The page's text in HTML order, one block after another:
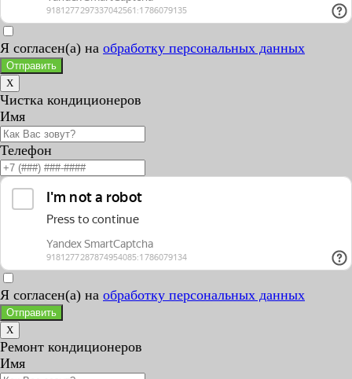
Я согласен(а) на обработку персональных данных
Отправить
X
Чистка кондиционеров
Имя
Телефон
Я согласен(а) на обработку персональных данных
Отправить
X
Ремонт кондиционеров
Имя